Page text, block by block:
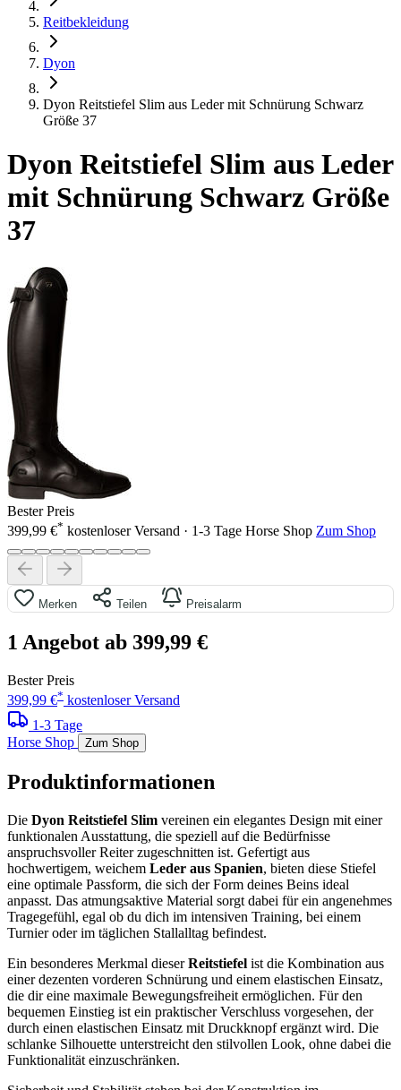
Reitbekleidung
Dyon
Dyon Reitstiefel Slim aus Leder mit Schnürung Schwarz
Größe 37
Dyon Reitstiefel Slim aus Leder
mit Schnürung Schwarz Größe
37
Bester Preis
399,99 €* kostenloser Versand · 1-3 Tage Horse Shop Zum Shop
Merken Teilen Preisalarm
1 Angebot ab 399,99 €
Bester Preis
399,99 €* kostenloser Versand
1-3 Tage
Horse Shop
Zum Shop
Produktinformationen
Die Dyon Reitstiefel Slim vereinen ein elegantes Design mit einer
funktionalen Ausstattung, die speziell auf die Bedürfnisse
anspruchsvoller Reiter zugeschnitten ist. Gefertigt aus
hochwertigem, weichem Leder aus Spanien, bieten diese Stiefel
eine optimale Passform, die sich der Form deines Beins ideal
anpasst. Das atmungsaktive Material sorgt dabei für ein angenehmes
Tragegefühl, egal ob du dich im intensiven Training, bei einem
Turnier oder im täglichen Stallalltag befindest.
Ein besonderes Merkmal dieserReitstiefel ist die Kombination aus
einer dezenten vorderen Schnürung und einem elastischen Einsatz,
die dir eine maximale Bewegungsfreiheit ermöglichen. Für den
bequemen Einstieg ist ein praktischer Verschluss vorgesehen, der
durch einen elastischen Einsatz mit Druckknopf ergänzt wird. Die
schlanke Silhouette unterstreicht den stilvollen Look, ohne dabei die
Funktionalität einzuschränken.